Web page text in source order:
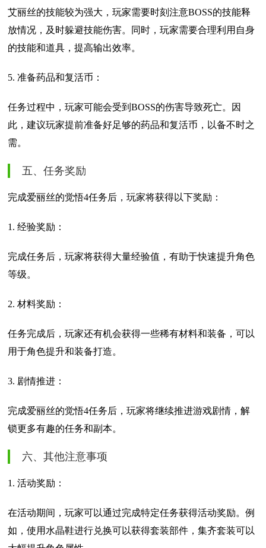
艾丽丝的技能较为强大，玩家需要时刻注意BOSS的技能释
放情况，及时躲避技能伤害。同时，玩家需要合理利用自身
的技能和道具，提高输出效率。
5. 准备药品和复活币：
任务过程中，玩家可能会受到BOSS的伤害导致死亡。因
此，建议玩家提前准备好足够的药品和复活币，以备不时之
需。
五、任务奖励
完成爱丽丝的觉悟4任务后，玩家将获得以下奖励：
1. 经验奖励：
完成任务后，玩家将获得大量经验值，有助于快速提升角色
等级。
2. 材料奖励：
任务完成后，玩家还有机会获得一些稀有材料和装备，可以
用于角色提升和装备打造。
3. 剧情推进：
完成爱丽丝的觉悟4任务后，玩家将继续推进游戏剧情，解
锁更多有趣的任务和副本。
六、其他注意事项
1. 活动奖励：
在活动期间，玩家可以通过完成特定任务获得活动奖励。例
如，使用水晶鞋进行兑换可以获得套装部件，集齐套装可以